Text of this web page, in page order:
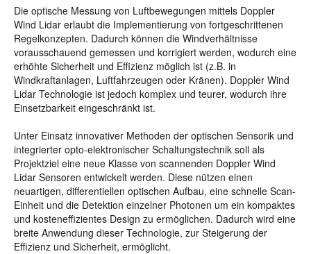
Die optische Messung von Luftbewegungen mittels Doppler
Wind Lidar erlaubt die Implementierung von fortgeschrittenen
Regelkonzepten. Dadurch können die Windverhältnisse
vorausschauend gemessen und korrigiert werden, wodurch eine
erhöhte Sicherheit und Effizienz möglich ist (z.B. in
Windkraftanlagen, Luftfahrzeugen oder Kränen). Doppler Wind
Lidar Technologie ist jedoch komplex und teurer, wodurch ihre
Einsetzbarkeit eingeschränkt ist.
Unter Einsatz innovativer Methoden der optischen Sensorik und
integrierter opto-elektronischer Schaltungstechnik soll als
Projektziel eine neue Klasse von scannenden Doppler Wind
Lidar Sensoren entwickelt werden. Diese nützen einen
neuartigen, differentiellen optischen Aufbau, eine schnelle Scan-
Einheit und die Detektion einzelner Photonen um ein kompaktes
und kosteneffizientes Design zu ermöglichen. Dadurch wird eine
breite Anwendung dieser Technologie, zur Steigerung der
Effizienz und Sicherheit, ermöglicht.